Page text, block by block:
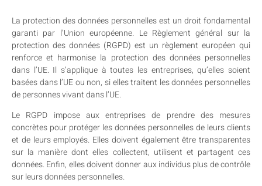
La protection des données personnelles est un droit fondamental
garanti par l’Union européenne. Le Règlement général sur la
protection des données (RGPD) est un règlement européen qui
renforce et harmonise la protection des données personnelles
dans l’UE. Il s’applique à toutes les entreprises, qu’elles soient
basées dans l’UE ou non, si elles traitent les données personnelles
de personnes vivant dans l’UE.
Le RGPD impose aux entreprises de prendre des mesures
concrètes pour protéger les données personnelles de leurs clients
et de leurs employés. Elles doivent également être transparentes
sur la manière dont elles collectent, utilisent et partagent ces
données. Enfin, elles doivent donner aux individus plus de contrôle
sur leurs données personnelles.